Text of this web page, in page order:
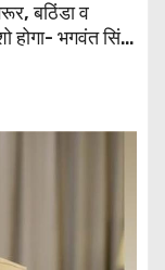
बठिंडा व
होगा- भगवंत सिंह